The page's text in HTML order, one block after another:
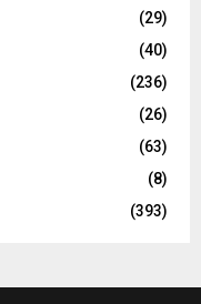
(29)
(40)
(236)
(26)
(63)
(8)
(393)